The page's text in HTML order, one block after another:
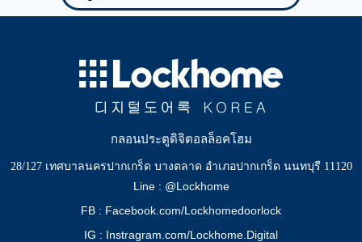
กลอนประตูดิจิตอลล็อคโฮม
28/127 เทศบาลนครปากเกร็ด บางตลาด อำเภอปากเกร็ด นนทบุรี 11120
Line : @Lockhome
FB : Facebook.com/Lockhomedoorlock
IG : Instragram.com/Lockhome.Digital